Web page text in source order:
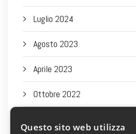
Luglio 2024
Agosto 2023
Aprile 2023
Ottobre 2022
Questo sito web utilizza